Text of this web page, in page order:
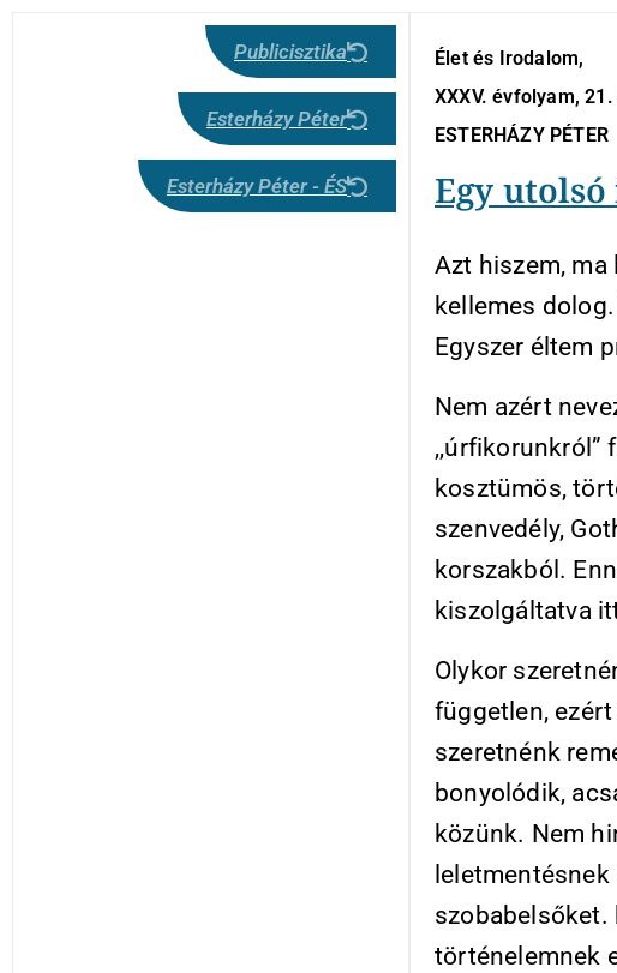
Publicisztika
Esterházy Péter
Esterházy Péter - ÉS
Élet és Irodalom,
XXXV. évfolyam,
ESTERHÁZY PÉTER
Egy
Azt hiszem,
kellemes
Egyszer éltem
Nem azért
,,úrfikorunkról”
kosztümös,
szenvedély,
korszakból.
kiszolgáltatva
Olykor
független,
szeretnénk
bonyolódik,
közünk. Nem
szobabelsőket.
történelemnek